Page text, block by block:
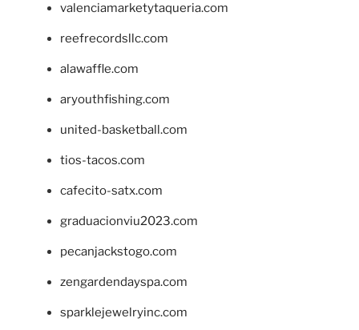
valenciamarketytaqueria.com
reefrecordsllc.com
alawaffle.com
aryouthfishing.com
united-basketball.com
tios-tacos.com
cafecito-satx.com
graduacionviu2023.com
pecanjackstogo.com
zengardendayspa.com
sparklejewelryinc.com